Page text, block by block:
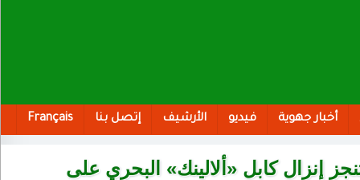
أخبار جهوية فيديو الأرشيف إتصل بنا Français
تنجز إنزال كابل «ألالينك» البحري على